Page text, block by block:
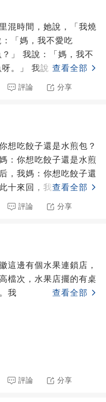
混時間，她說，「我燒
「媽，我不愛吃
」 我說：「媽，我不
。」 我說：「謝謝
查看全部
評論 分享
想吃餃子還是水煎包？
：你想吃餃子還是水煎
，我媽：你想吃餃子還
十來回，我和我弟都看
查看全部
評論 分享
這邊有個水果連鎖店，
檔次，水果店擺的有桌
我
查看全部
評論 分享